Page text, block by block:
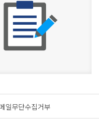
일무단수집거부